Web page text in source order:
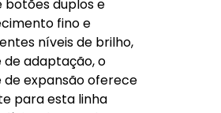
botões duplos e
fino e
níveis de brilho,
adaptação, o
expansão oferece
para esta linha